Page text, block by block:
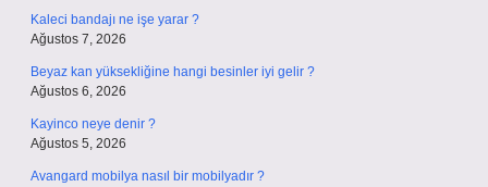
Kaleci bandajı ne işe yarar ?
Ağustos 7, 2026
Beyaz kan yüksekliğine hangi besinler iyi gelir ?
Ağustos 6, 2026
Kayinco neye denir ?
Ağustos 5, 2026
Avangard mobilya nasıl bir mobilyadır ?